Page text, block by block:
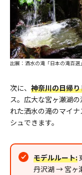
出展：洒水の滝「日本の滝百
次に、 神奈川の日帰
ス。広大な宮ヶ瀬湖
れた洒水の滝のマイ
シュできます。
モデルルート:
丹沢湖 → 宮ヶ